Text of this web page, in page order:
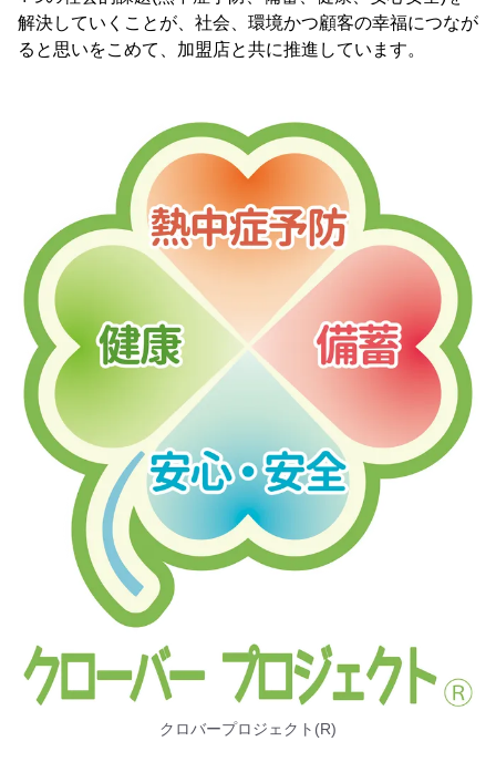
解決していくことが、社会、環境かつ顧客の幸福につなが
ると思いをこめて、加盟店と共に推進しています。
クロバープロジェクト(R)